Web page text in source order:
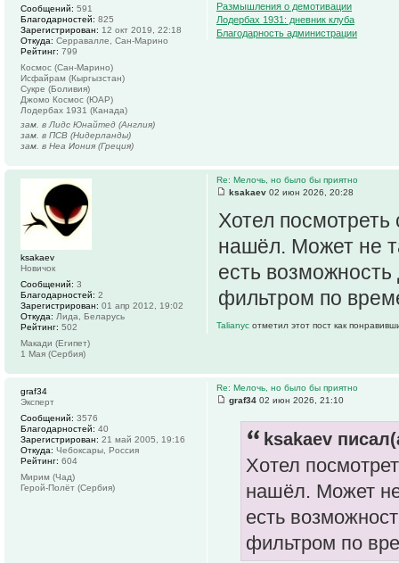
Размышления о демотивации
Лодербах 1931: дневник клуба
Благодарность администрации
Сообщений: 591
Благодарностей: 825
Зарегистрирован: 12 окт 2019, 22:18
Откуда: Серравалле, Сан-Марино
Рейтинг: 799
Космос (Сан-Марино)
Исфайрам (Кыргызстан)
Сукре (Боливия)
Джомо Космос (ЮАР)
Лодербах 1931 (Канада)
зам. в Лидс Юнайтед (Англия)
зам. в ПСВ (Нидерланды)
зам. в Неа Иония (Греция)
Re: Мелочь, но было бы приятно
ksakaev 02 июн 2026, 20:28
Хотел посмотреть
нашёл. Может не
есть
фильтром по
Talianyc отметил этот пост как
ksakaev
Новичок
Сообщений: 3
Благодарностей: 2
Зарегистрирован: 01 апр 2012, 19:02
Откуда: Лида, Беларусь
Рейтинг: 502
Макади (Египет)
1 Мая (Сербия)
Re: Мелочь, но было бы приятно
graf34 02 июн 2026, 21:10
ksakaev
Хотел
нашёл. Может не
есть
фильтром по
graf34
Эксперт
Сообщений: 3576
Благодарностей: 40
Зарегистрирован: 21 май 2005, 19:16
Откуда: Чебоксары, Россия
Рейтинг: 604
Мирим (Чад)
Герой-Полёт (Сербия)